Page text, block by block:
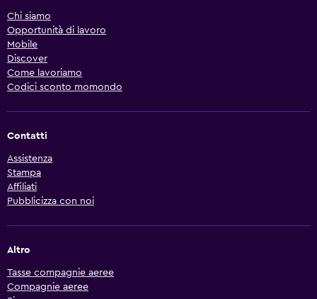
Chi siamo
Opportunità di lavoro
Mobile
Discover
Come lavoriamo
Codici sconto momondo
Contatti
Assistenza
Stampa
Affiliati
Pubblicizza con noi
Altro
Tasse compagnie aeree
Compagnie aeree